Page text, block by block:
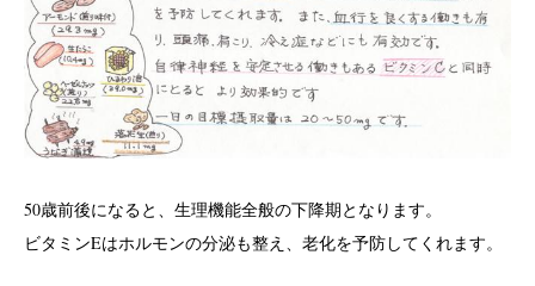
50歳前後になると、生理機能全般の下降期となります。
ビタミンEはホルモンの分泌も整え、老化を予防してくれます。